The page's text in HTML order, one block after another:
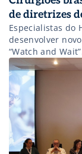
de diretrizes
Especialistas do
desenvolver
“Watch and